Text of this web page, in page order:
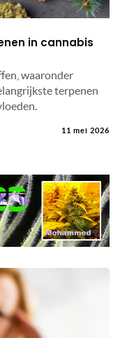
in cannabis
waaronder
terpenen
11 mei 2026